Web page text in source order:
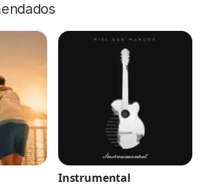
Instrumental